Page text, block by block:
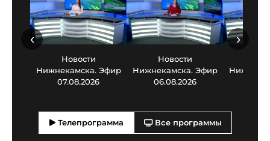
Новости
Нижнекамска. Эфир
07.08.2026
Новости
Нижнекамска. Эфир
06.08.2026
‹ ›
Телепрограмма Все программы